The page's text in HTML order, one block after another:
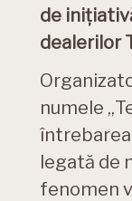
de
dealerilor
numele
legată de
fenomen